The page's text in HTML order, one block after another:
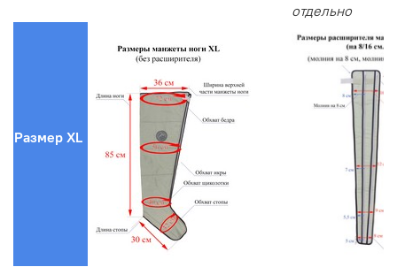
отдельно
Размер XL